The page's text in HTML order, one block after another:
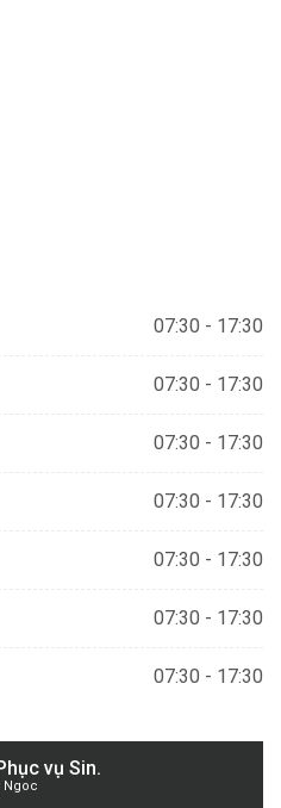
07:30 - 17:30
07:30 - 17:30
07:30 - 17:30
07:30 - 17:30
07:30 - 17:30
07:30 - 17:30
07:30 - 17:30